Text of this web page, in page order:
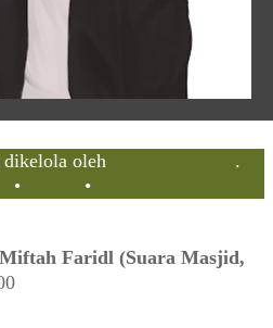
dikelola oleh
.
• •
Faridl (Suara Masjid,